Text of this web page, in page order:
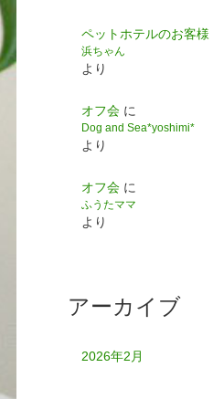
ペットホテルのお客様
浜ちゃん
より
オフ会 に
Dog and Sea*yoshimi*
より
オフ会 に
ふうたママ
より
アーカイブ
2026年2月